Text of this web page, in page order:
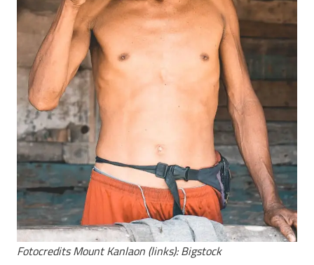
FotocreditsMount Kanlaon (links): Bigstock